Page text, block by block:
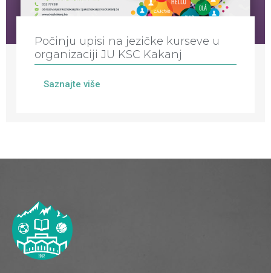
Počinju upisi na jezičke kurseve u
organizaciji JU KSC Kakanj
Saznajte više